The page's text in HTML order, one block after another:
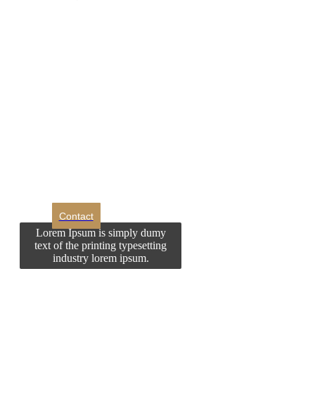
Contact
Lorem Ipsum is simply dumy
text of the printing typesetting
industry lorem ipsum.